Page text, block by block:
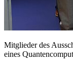
Mitglieder des
eines